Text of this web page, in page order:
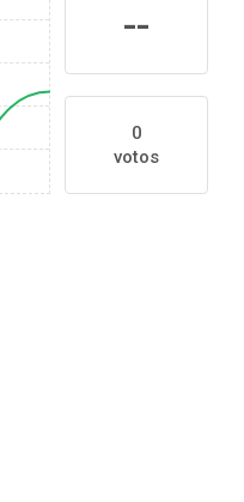
--
0
votos